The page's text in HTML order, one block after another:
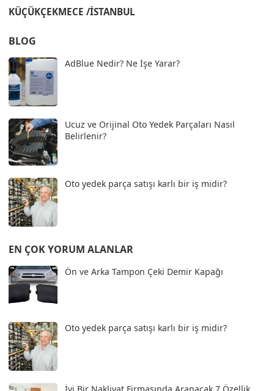
KÜÇÜKÇEKMECE /İSTANBUL
BLOG
AdBlue Nedir? Ne İşe Yarar?
Ucuz ve Orijinal Oto Yedek Parçaları Nasıl
Belirlenir?
Oto yedek parça satışı karlı bir iş midir?
EN ÇOK YORUM ALANLAR
Ön ve Arka Tampon Çeki Demir Kapağı
Oto yedek parça satışı karlı bir iş midir?